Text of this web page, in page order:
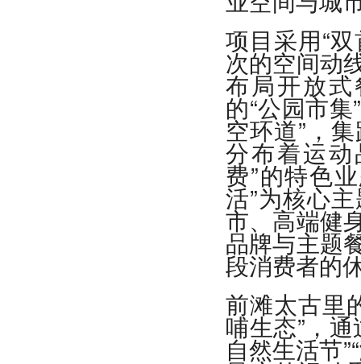
项目采用“
次的空间动
布局开放
的“公园市
空环道”，
分布着运
费”的特色
活”为核心
市、高端健
品牌与主题
段消费者的
前滩太古里
哺生态”，
自然生活节